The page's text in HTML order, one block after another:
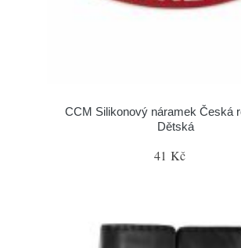
CCM Silikonový náramek Česká
Dětská
41 Kč